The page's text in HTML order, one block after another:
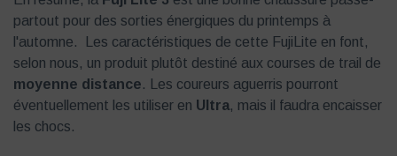
partout pour des sorties énergiques du printemps à
l'automne. Les caractéristiques de cette FujiLite en font,
selon nous, un produit plutôt destiné aux courses de trail de
moyenne distance. Les coureurs aguerris pourront
éventuellement les utiliser en Ultra, mais il faudra encaisser
les chocs.